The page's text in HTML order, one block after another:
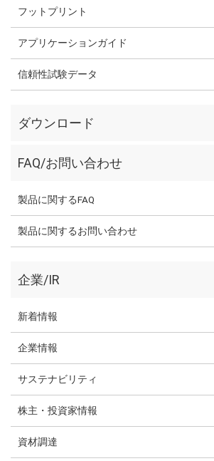
フットプリント
アプリケーションガイド
信頼性試験データ
ダウンロード
FAQ/お問い合わせ
製品に関するFAQ
製品に関するお問い合わせ
企業/IR
新着情報
企業情報
サステナビリティ
株主・投資家情報
資材調達